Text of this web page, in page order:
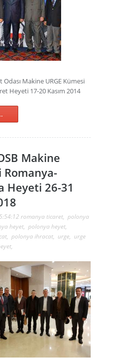
Odası Makine URGE Kümesi
Heyeti 17-20 Kasım 2014
Makine
Romanya-
Heyeti 26-31
romanya ticaret, polonya
heyet, polonya heyet,
, polonya ihracat, urge, urge
,